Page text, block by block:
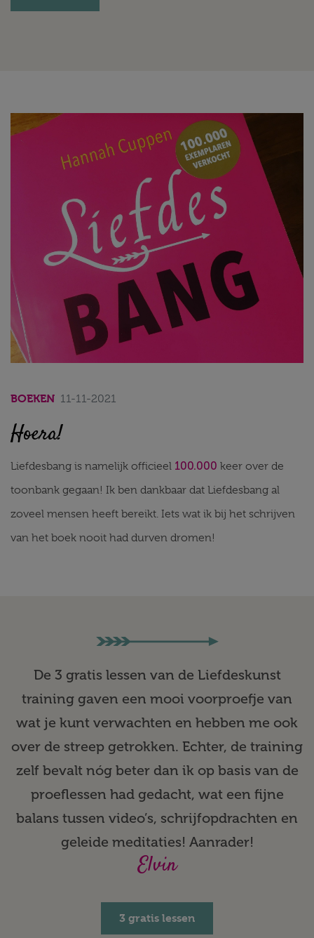
BOEKEN 11-11-2021
Hoera!
Liefdesbang is namelijk officieel 100.000 keer over de
toonbank gegaan! Ik ben dankbaar dat Liefdesbang al
zoveel mensen heeft bereikt. Iets wat ik bij het schrijven
van het boek nooit had durven dromen!
De 3 gratis lessen van de Liefdeskunst
training gaven een mooi voorproefje van
wat je kunt verwachten en hebben me ook
over de streep getrokken. Echter, de training
zelf bevalt nóg beter dan ik op basis van de
proeflessen had gedacht, wat een fijne
balans tussen video’s, schrijfopdrachten en
geleide meditaties! Aanrader!
Elvin
3 gratis lessen